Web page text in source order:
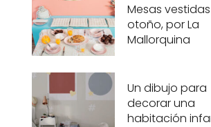
Mesas
otoño, por La
Mallorquina
Un dibujo para
decorar una
habitación